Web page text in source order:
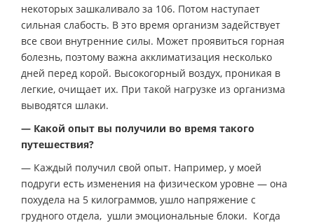
некоторых зашкаливало за 106. Потом наступает
сильная слабость. В это время организм задействует
все свои внутренние силы. Может проявиться горная
болезнь, поэтому важна акклиматизация несколько
дней перед корой. Высокогорный воздух, проникая в
легкие, очищает их. При такой нагрузке из организма
выводятся шлаки.
— Какой опыт вы получили во время такого
путешествия?
— Каждый получил свой опыт. Например, у моей
подруги есть изменения на физическом уровне — она
похудела на 5 килограммов, ушло напряжение с
грудного отдела, ушли эмоциональные блоки. Когда